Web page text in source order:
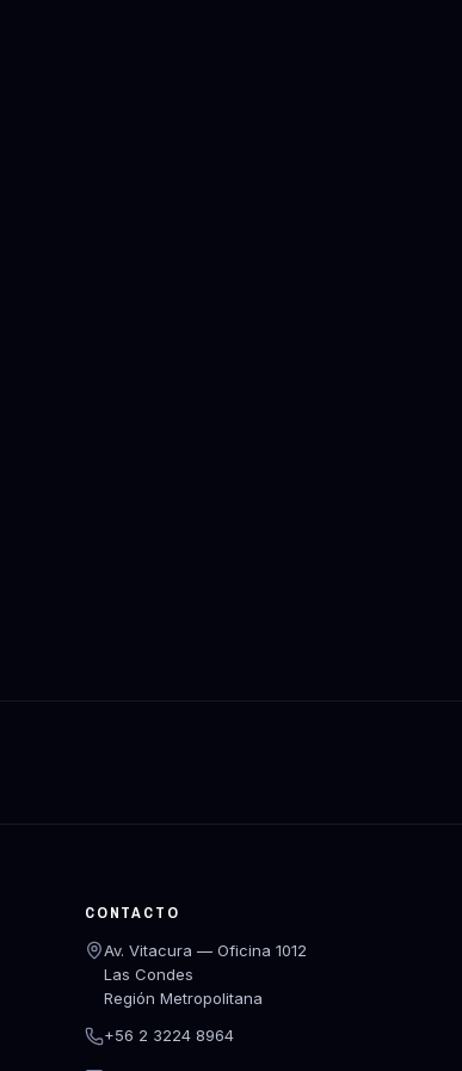
CONTACTO
Av. Vitacura — Oficina 1012
Las Condes
Región Metropolitana
+56 2 3224 8964